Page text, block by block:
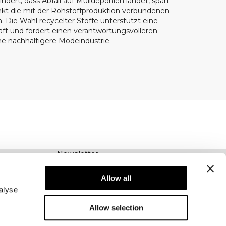
Allow all
Allow selection
die mit der Rohstoffproduktion verbundenen
Die Wahl recycelter Stoffe unterstützt eine
und fördert einen verantwortungsvolleren
nachhaltigere Modeindustrie.
Newsletter
Abonnieren Sie unseren Newsletter! Erhalten
Sie exklusive Angebote, unsere neuesten
Nachrichten und vieles mehr.